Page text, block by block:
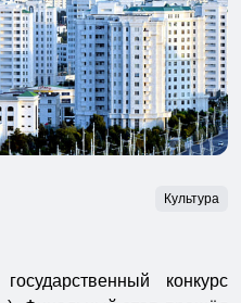
Культура
конкурс